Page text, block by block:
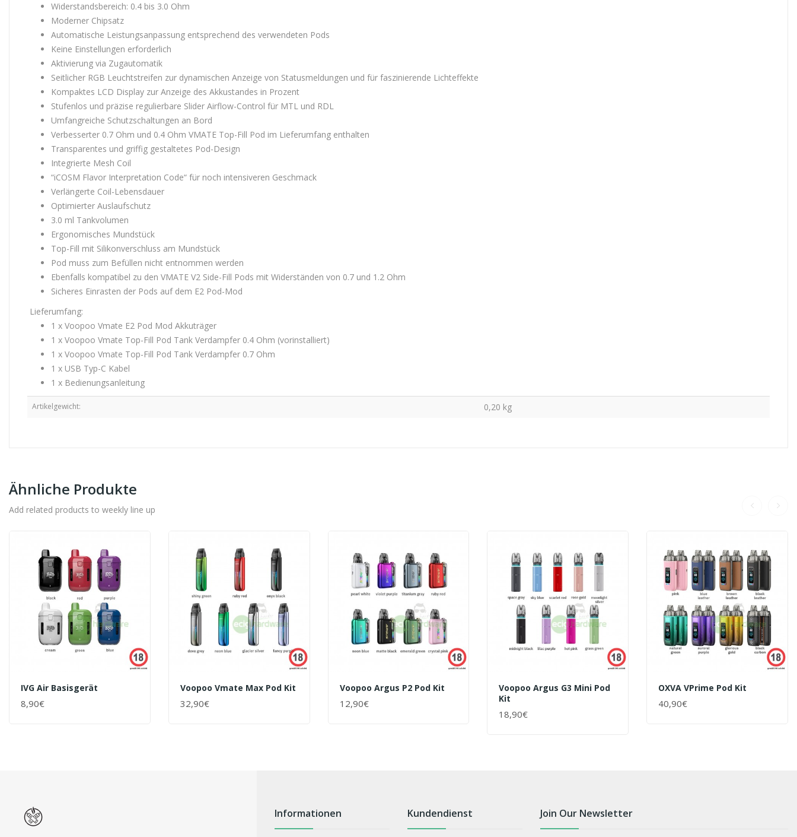
Widerstandsbereich: 0.4 bis 3.0 Ohm
Moderner Chipsatz
Automatische Leistungsanpassung entsprechend des verwendeten Pods
Keine Einstellungen erforderlich
Aktivierung via Zugautomatik
Seitlicher RGB Leuchtstreifen zur dynamischen Anzeige von Statusmeldungen und für faszinierende Lichteffekte
Kompaktes LCD Display zur Anzeige des Akkustandes in Prozent
Stufenlos und präzise regulierbare Slider Airflow-Control für MTL und RDL
Umfangreiche Schutzschaltungen an Bord
Verbesserter 0.7 Ohm und 0.4 Ohm VMATE Top-Fill Pod im Lieferumfang enthalten
Transparentes und griffig gestaltetes Pod-Design
Integrierte Mesh Coil
“iCOSM Flavor Interpretation Code“ für noch intensiveren Geschmack
Verlängerte Coil-Lebensdauer
Optimierter Auslaufschutz
3.0 ml Tankvolumen
Ergonomisches Mundstück
Top-Fill mit Silikonverschluss am Mundstück
Pod muss zum Befüllen nicht entnommen werden
Ebenfalls kompatibel zu den VMATE V2 Side-Fill Pods mit Widerständen von 0.7 und 1.2 Ohm
Sicheres Einrasten der Pods auf dem E2 Pod-Mod
Lieferumfang:
1 x Voopoo Vmate E2 Pod Mod Akkuträger
1 x Voopoo Vmate Top-Fill Pod Tank Verdampfer 0.4 Ohm (vorinstalliert)
1 x Voopoo Vmate Top-Fill Pod Tank Verdampfer 0.7 Ohm
1 x USB Typ-C Kabel
1 x Bedienungsanleitung
Artikelgewicht: 0,20 kg
Ähnliche Produkte
Add related products to weekly line up
IVG Air Basisgerät
8,90€
+ WARENKORB
Voopoo Vmate Max Pod Kit
32,90€
+ WARENKORB
Voopoo Argus P2 Pod Kit
12,90€
+ WARENKORB
Voopoo Argus G3 Mini Pod
Kit
18,90€
+ WARENKORB
OXVA VPrime Pod Kit
40,90€
+ WARENKORB
Informationen Kundendienst Join Our Newsletter